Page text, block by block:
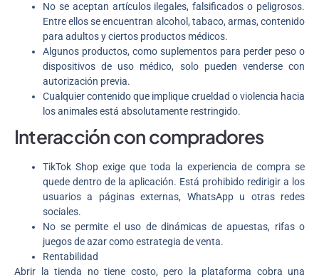
No se aceptan artículos ilegales, falsificados o peligrosos.
Entre ellos se encuentran alcohol, tabaco, armas, contenido
para adultos y ciertos productos médicos.
Algunos productos, como suplementos para perder peso o
dispositivos de uso médico, solo pueden venderse con
autorización previa.
Cualquier contenido que implique crueldad o violencia hacia
los animales está absolutamente restringido.
Interacción con compradores
TikTok Shop exige que toda la experiencia de compra se
quede dentro de la aplicación. Está prohibido redirigir a los
usuarios a páginas externas, WhatsApp u otras redes
sociales.
No se permite el uso de dinámicas de apuestas, rifas o
juegos de azar como estrategia de venta.
Rentabilidad
Abrir la tienda no tiene costo, pero la plataforma cobra una